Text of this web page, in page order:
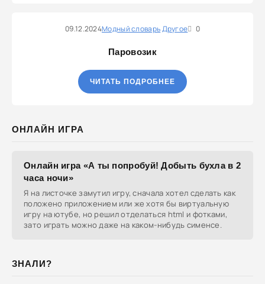
09.12.2024Модный словарьДругое 0
Паровозик
ЧИТАТЬ ПОДРОБНЕЕ
ОНЛАЙН ИГРА
Онлайн игра «А ты попробуй! Добыть бухла в 2
часа ночи»
Я на листочке замутил игру, сначала хотел сделать как
положено приложением или же хотя бы виртуальную
игру на ютубе, но решил отделаться html и фотками,
зато играть можно даже на каком-нибудь сименсе.
ЗНАЛИ?